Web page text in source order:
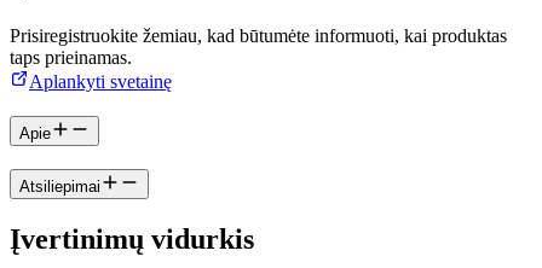
Prisiregistruokite žemiau, kad būtumėte informuoti, kai produktas
taps prieinamas.
Aplankyti svetainę
Apie
Atsiliepimai
Įvertinimų vidurkis